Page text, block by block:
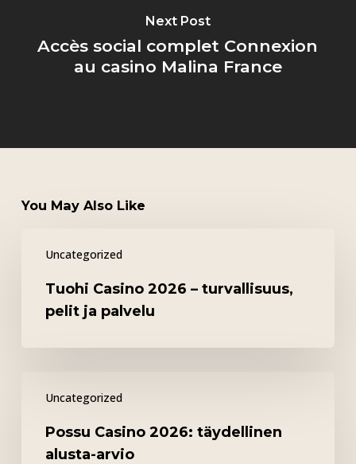
Next Post
Accès social complet Connexion
au casino Malina France
You May Also Like
Uncategorized
Casino
turvallisuus,
Tuohi Casino 2026 – turvallisuus,
pelit ja palvelu
Uncategorized
Casino
Possu Casino 2026: täydellinen
alusta-arvio